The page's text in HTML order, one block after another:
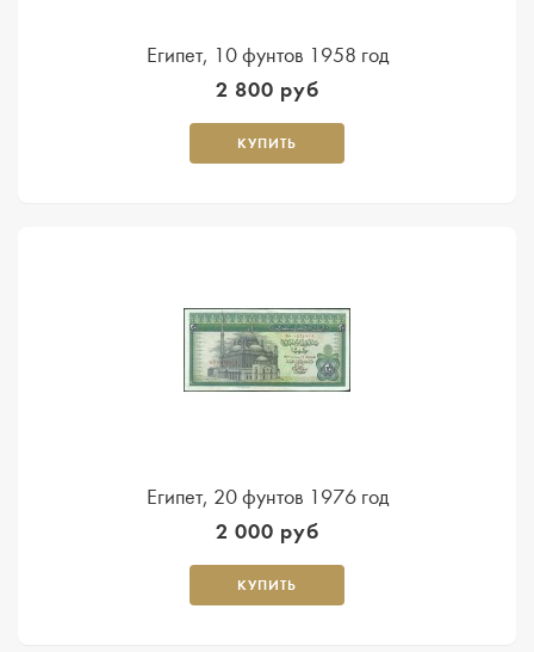
Египет, 10 фунтов 1958 год
2 800 руб
КУПИТЬ
Египет, 20 фунтов 1976 год
2 000 руб
КУПИТЬ